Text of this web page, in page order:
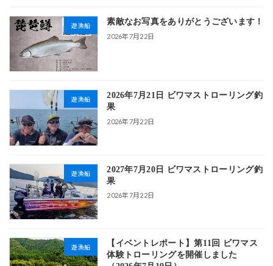
遊漁船 素敵なお写真をありがとうございます！
2026年7月22日
遊漁船
2026年7月21日 ビワマストローリング釣
果
2026年7月22日
遊漁船
2027年7月20日 ビワマストローリング釣
果
2026年7月22日
遊漁船
【イベントレポート】第11回 ビワマス
体験トローリングを開催しました